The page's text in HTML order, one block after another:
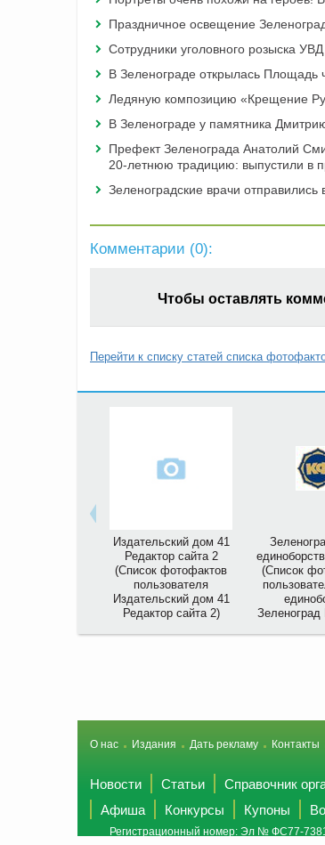
Праздничное освещение
Сотрудники уголовного розыска
В Зеленограде открылась Площадь
Ледяную композицию «Крещение
В Зеленограде у памятника
Префект Зеленограда Анатолий
20-летнюю традицию: выпустили в
Зеленоградские врачи
Комментарии (0):
Чтобы оставлять
Перейти к списку статей списка
Издательский дом 41
Редактор сайта 2
(Список фотофактов
пользователя
Издательский дом 41
Редактор сайта 2)
(Список
Зеленоград
О нас Издания Дать рекламу Контакты
Новости Статьи Справочник
Афиша
Конкурсы Купоны
Регистрационный номер: Эл № ФС77-